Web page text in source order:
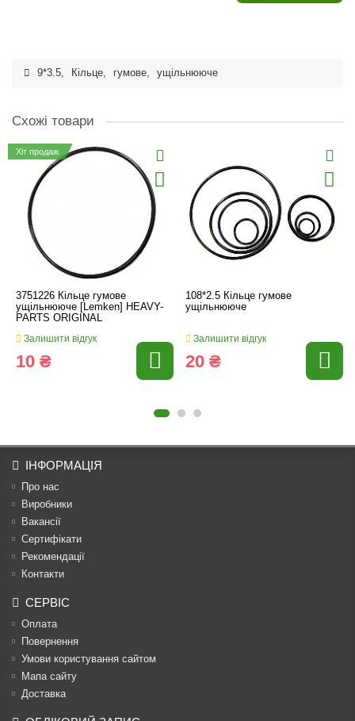
9*3.5, Кільце, гумове, ущільнююче
Схожі товари
Хіт продаж
3751226 Кільце гумове
ущільнююче [Lemken] HEAVY-
PARTS ORIGINAL
Залишити відгук
10 ₴
108*2.5 Кільце гумове
ущільнююче
Залишити відгук
20 ₴
ІНФОРМАЦІЯ
Про нас
Виробники
Вакансії
Сертифікати
Рекомендації
Контакти
СЕРВІС
Оплата
Повернення
Умови користування сайтом
Мапа сайту
Доставка